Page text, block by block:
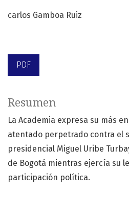
carlos Gamboa Ruiz
PDF
Resumen
La Academia expresa su más
atentado perpetrado contra el
presidencial Miguel Uribe
de Bogotá mientras ejercía su
participación política.